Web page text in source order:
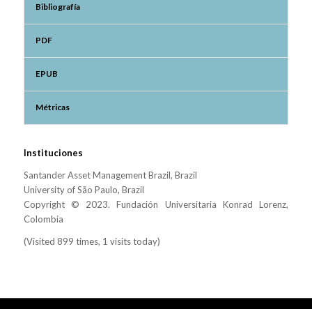
Bibliografía
PDF
EPUB
Métricas
Instituciones
Santander Asset Management Brazil, Brazil
University of São Paulo, Brazil
Copyright © 2023. Fundación Universitaria Konrad Lorenz,
Colombia
(Visited 899 times, 1 visits today)